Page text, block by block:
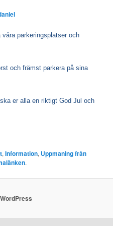
parkeringsplatser och
och främst parkera på sina
er alla en riktigt God Jul och
,Information, Uppmaning från
.